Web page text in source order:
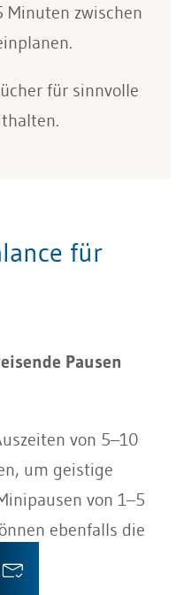
Minuten zwischen
für sinnvolle
für
Pausen
von 5–10
um geistige
von 1–5
ebenfalls die